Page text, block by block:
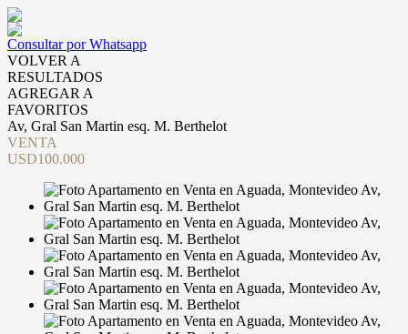
Consultar por Whatsapp
VOLVER A
RESULTADOS
AGREGAR A
FAVORITOS
Av, Gral San Martin esq. M. Berthelot
VENTA
USD100.000